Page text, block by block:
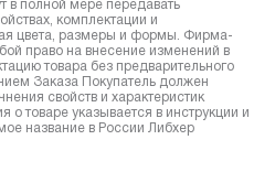
в полной мере передавать
комплектации и
цвета, размеры и формы. Фирма-
право на внесение изменений в
товара без предварительного
Заказа Покупатель должен
свойств и характеристик
товаре указывается в инструкции и
название в России Либхер